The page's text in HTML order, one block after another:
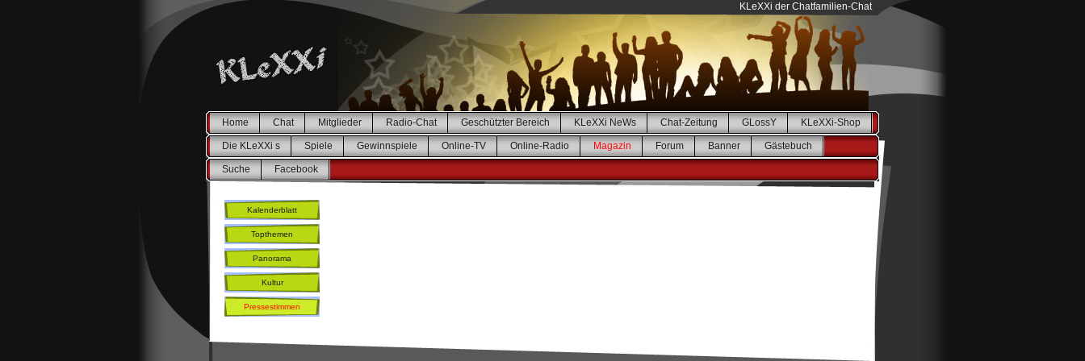
KLeXXi der Chatfamilien-Chat
Home Chat Mitglieder Radio-Chat Geschützter Bereich KLeXXi NeWs Chat-Zeitung GLossY KLeXXi-Shop
Die KLeXXi s Spiele Gewinnspiele Online-TV Online-Radio Magazin Forum Banner Gästebuch
Suche Facebook
Kalenderblatt
Topthemen
Panorama
Kultur
Pressestimmen